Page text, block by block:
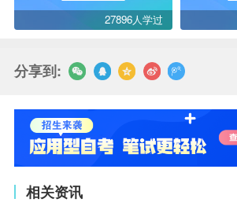
27896人学过
分享到:
相关资讯